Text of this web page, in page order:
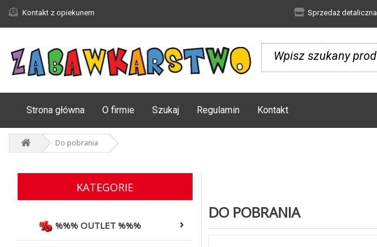
Kontakt z opiekunem Sprzedaż detaliczna
Strona główna O firmie Szukaj Regulamin Kontakt
Do pobrania
KATEGORIE
%%% OUTLET %%%
DO POBRANIA